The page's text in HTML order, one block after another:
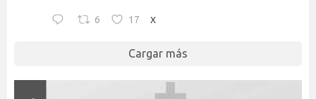
6 17 X
Cargar más